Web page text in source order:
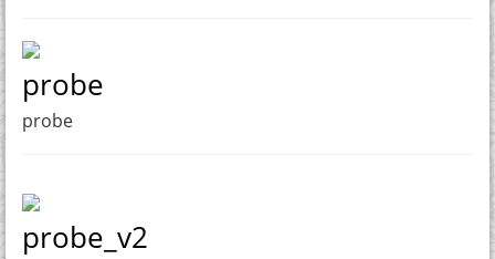
probe
probe
probe_v2